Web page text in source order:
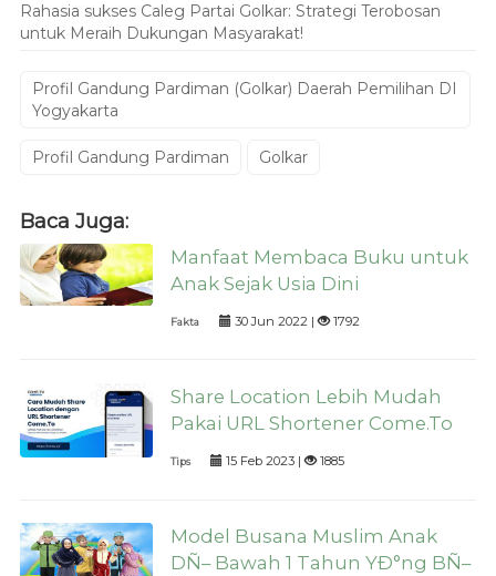
Rahasia sukses Caleg Partai Golkar: Strategi Terobosan
untuk Meraih Dukungan Masyarakat!
Profil Gandung Pardiman (Golkar) Daerah Pemilihan DI
Yogyakarta
Profil Gandung Pardiman Golkar
Baca Juga:
Manfaat Membaca Buku untuk
Anak Sejak Usia Dini
Fakta 30 Jun 2022 | 1792
Share Location Lebih Mudah
Pakai URL Shortener Come.To
Tips 15 Feb 2023 | 1885
Model Busana Muslim Anak
DÑ– Bawah 1 Tahun YÐ°ng BÑ–